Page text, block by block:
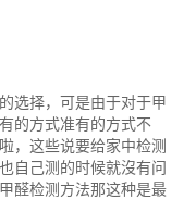
择，可是由于对于甲
的方式准有的方式不
，这些说要给家中检测
自己测的时候就沒有问
醛检测方法那这种是最